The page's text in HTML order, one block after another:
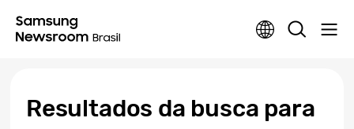
Resultados da busca para